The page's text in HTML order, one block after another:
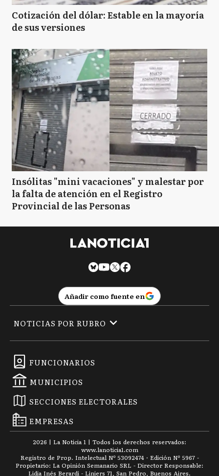
Cotización del dólar: Estable en la mayoría
de sus versiones
Insólitas "mini vacaciones" y malestar por
la falta de atención en el Registro
Provincial de las Personas
Añadir como fuente en
FUNCIONARIOS
MUNICIPIOS
SECCIONES ELECTORALES
EMPRESAS
NOTICIAS POR RUBRO
2026 | La Noticia 1 | Todos los derechos reservados:
www.lanoticia1.com
Registro de Prop. Intelectual Nº 53092474 · Edición Nº 5967 -
Propietario: La Opinión Semanario SRL - Director Responsable:
Lidia Inés Berardi - Liniers 71, San Pedro, Buenos Aires.